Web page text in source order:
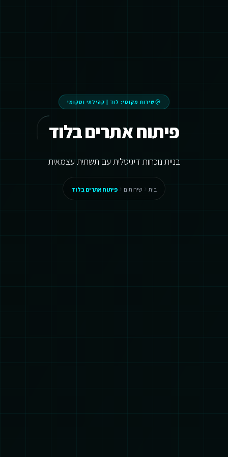
שירות מקומי: לוד קהילתי ומקומי
פיתוח אתרים בלוד
בניית נוכחות דיגיטלית עם תשתית עצמאית
בית שירותים פיתוח אתרים בלוד